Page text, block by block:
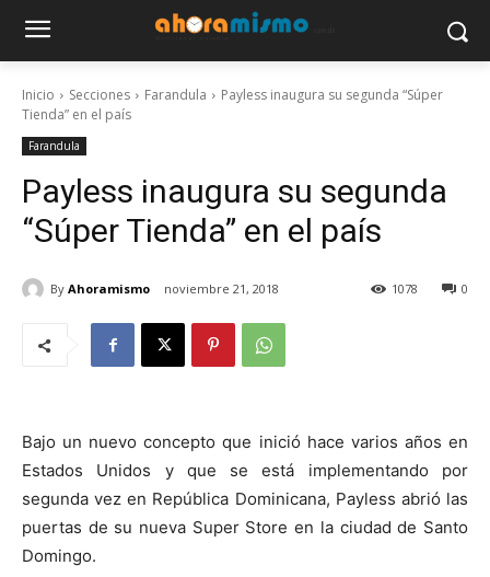
Inicio Secciones Farandula
Payless inaugura su segunda “Súper
Tienda” en el país
Farandula
Payless inaugura su segunda
“Súper Tienda” en el país
By Ahoramismo noviembre 21, 2018 0
1078
Bajo un nuevo concepto que inició hace varios años en
Estados Unidos y que se está implementando por
segunda vez en República Dominicana, Payless abrió las
puertas de su nueva Super Store en la ciudad de Santo
Domingo.